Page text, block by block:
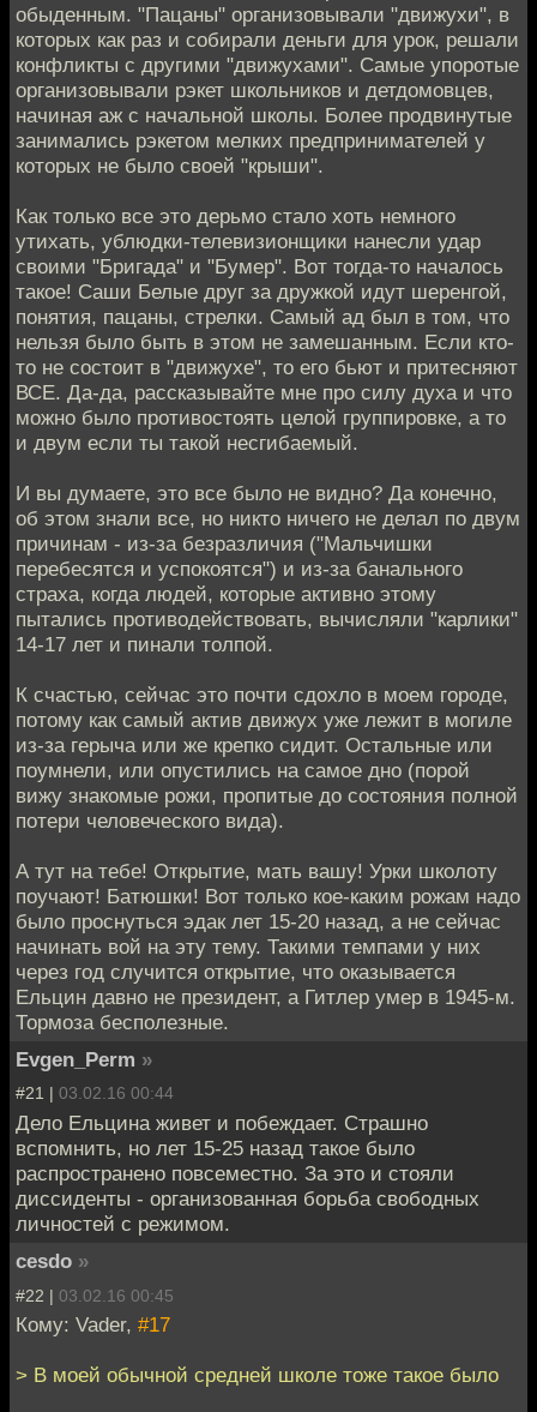
обыденным. "Пацаны" организовывали "движухи", в
которых как раз и собирали деньги для урок, решали
конфликты с другими "движухами". Самые упоротые
организовывали рэкет школьников и детдомовцев,
начиная аж с начальной школы. Более продвинутые
занимались рэкетом мелких предпринимателей у
которых не было своей "крыши".
Как только все это дерьмо стало хоть немного
утихать, ублюдки-телевизионщики нанесли удар
своими "Бригада" и "Бумер". Вот тогда-то началось
такое! Саши Белые друг за дружкой идут шеренгой,
понятия, пацаны, стрелки. Самый ад был в том, что
нельзя было быть в этом не замешанным. Если кто-
то не состоит в "движухе", то его бьют и притесняют
ВСЕ. Да-да, рассказывайте мне про силу духа и что
можно было противостоять целой группировке, а то
и двум если ты такой несгибаемый.
И вы думаете, это все было не видно? Да конечно,
об этом знали все, но никто ничего не делал по двум
причинам - из-за безразличия ("Мальчишки
перебесятся и успокоятся") и из-за банального
страха, когда людей, которые активно этому
пытались противодействовать, вычисляли "карлики"
14-17 лет и пинали толпой.
К счастью, сейчас это почти сдохло в моем городе,
потому как самый актив движух уже лежит в могиле
из-за герыча или же крепко сидит. Остальные или
поумнели, или опустились на самое дно (порой
вижу знакомые рожи, пропитые до состояния полной
потери человеческого вида).
А тут на тебе! Открытие, мать вашу! Урки школоту
поучают! Батюшки! Вот только кое-каким рожам надо
было проснуться эдак лет 15-20 назад, а не сейчас
начинать вой на эту тему. Такими темпами у них
через год случится открытие, что оказывается
Ельцин давно не президент, а Гитлер умер в 1945-м.
Тормоза бесполезные.
Evgen_Perm »
#21 | 03.02.16 00:44
Дело Ельцина живет и побеждает. Страшно
вспомнить, но лет 15-25 назад такое было
распространено повсеместно. За это и стояли
диссиденты - организованная борьба свободных
личностей с режимом.
cesdo »
#22 | 03.02.16 00:45
Кому: Vader, #17
> В моей обычной средней школе тоже такое было